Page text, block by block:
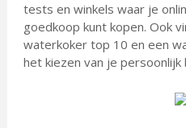
tests en winkels waar je
goedkoop kunt kopen. Ook
waterkoker top 10 en een
het kiezen van je